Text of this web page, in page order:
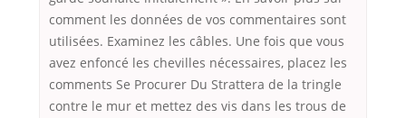
comment les données de vos commentaires sont
utilisées. Examinez les câbles. Une fois que vous
avez enfoncé les chevilles nécessaires, placez les
comments Se Procurer Du Strattera de la tringle
contre le mur et mettez des vis dans les trous de